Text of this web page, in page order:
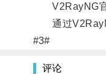
V2RayNG官
通过
#3#
评论